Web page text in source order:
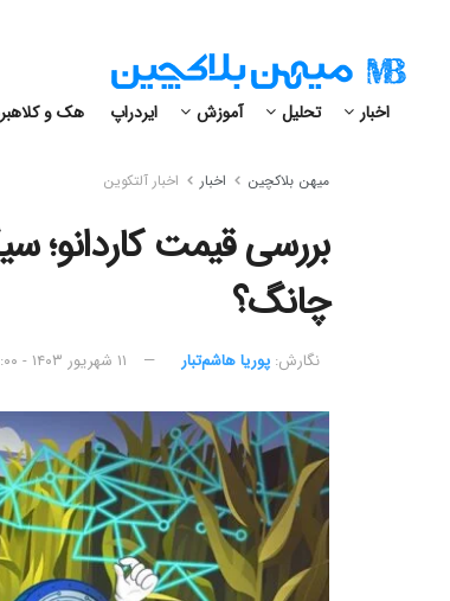
اخبار تحلیل آموزش ایردراپ هک و
میهن بلاکچین اخبار اخبار آلتکوین
بررسی قیمت کاردانو؛
چانگ؟
نگارش:‌ پوریا هاشم‌تبار ۱۱ شهریور ۱۴۰۳ - ۱۸:۰۰